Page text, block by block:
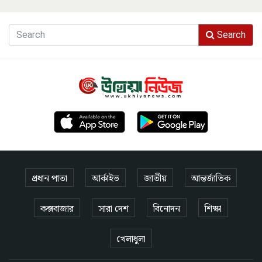
Search
প্রধান পাতা আর্কাইভ জাতীয় আন্তর্জাতিক
কক্সবাজার সারা দেশ বিনোদন শিক্ষা
খেলাধুলা